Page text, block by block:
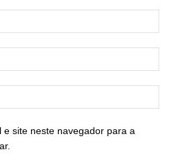
site neste navegador para a